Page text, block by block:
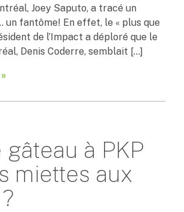
Joey Saputo, a tracé un
un fantôme! En effet, le « plus que
de l’Impact a déploré que le
Denis Coderre, semblait […]
gâteau à PKP
miettes aux